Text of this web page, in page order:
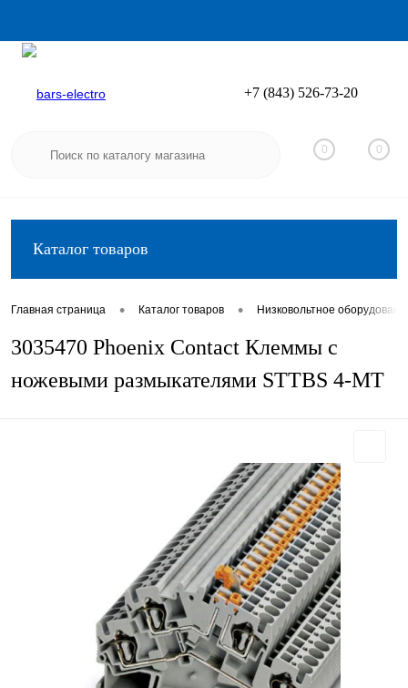
Вход
+7 (843) 526-73-20
0 0
Каталог товаров
Главная страница • Каталог товаров • Низковольтное
3035470 Phoenix Contact Клеммы с
ножевыми размыкателями STTBS 4-MT